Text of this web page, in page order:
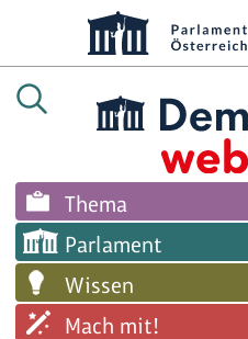
Thema
Parlament
Wissen
Mach mit!